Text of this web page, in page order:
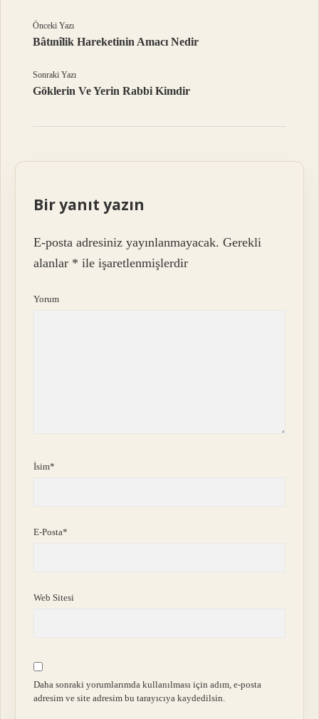
Önceki Yazı
Bâtınîlik Hareketinin Amacı Nedir
Sonraki Yazı
Göklerin Ve Yerin Rabbi Kimdir
Bir yanıt yazın
E-posta adresiniz yayınlanmayacak. Gerekli
alanlar * ile işaretlenmişlerdir
Yorum
İsim*
E-Posta*
Web Sitesi
Daha sonraki yorumlarımda kullanılması için adım, e-posta
adresim ve site adresim bu tarayıcıya kaydedilsin.